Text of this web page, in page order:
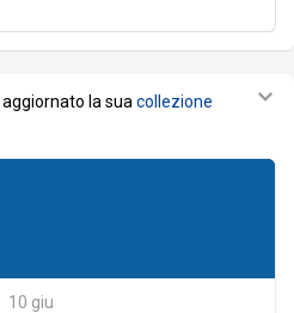
la sua collezione
10 giu